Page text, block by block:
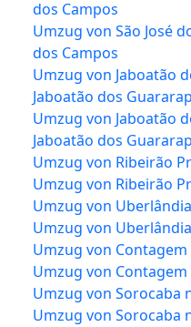
dos Campos
Umzug von São José
dos Campos
Umzug von Jaboatão
Jaboatão dos
Umzug von Jaboatão
Jaboatão dos
Umzug von Ribeirão
Umzug von Ribeirão
Umzug von
Umzug von
Umzug von
Umzug von
Umzug von Sorocaba
Umzug von Sorocaba